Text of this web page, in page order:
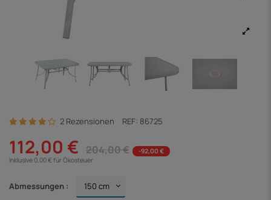
2 Rezensionen REF: 86725
112,00 € 204,00 €
-92,00 €
Inklusive 0,00 € für Ökosteuer
Abmessungen :